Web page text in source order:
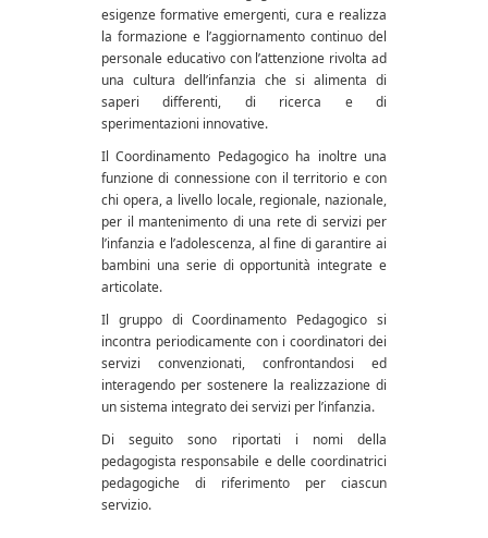
esigenze formative emergenti, cura e realizza
la formazione e l’aggiornamento continuo del
personale educativo con l’attenzione rivolta ad
una cultura dell’infanzia che si alimenta di
saperi differenti, di ricerca e di
sperimentazioni innovative.
Il Coordinamento Pedagogico ha inoltre una
funzione di connessione con il territorio e con
chi opera, a livello locale, regionale, nazionale,
per il mantenimento di una rete di servizi per
l’infanzia e l’adolescenza, al fine di garantire ai
bambini una serie di opportunità integrate e
articolate.
Il gruppo di Coordinamento Pedagogico si
incontra periodicamente con i coordinatori dei
servizi convenzionati, confrontandosi ed
interagendo per sostenere la realizzazione di
un sistema integrato dei servizi per l’infanzia.
Di seguito sono riportati i nomi della
pedagogista responsabile e delle coordinatrici
pedagogiche di riferimento per ciascun
servizio.